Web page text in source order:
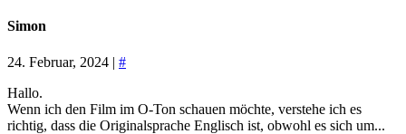
Simon
24. Februar, 2024 | #
Hallo.
Wenn ich den Film im O-Ton schauen möchte, verstehe ich es
richtig, dass die Originalsprache Englisch ist, obwohl es sich um...